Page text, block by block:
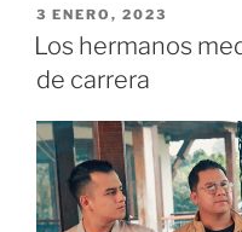
3 ENERO, 2023
Los hermanos
de carrera